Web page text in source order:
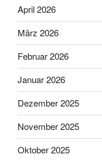
April 2026
März 2026
Februar 2026
Januar 2026
Dezember 2025
November 2025
Oktober 2025